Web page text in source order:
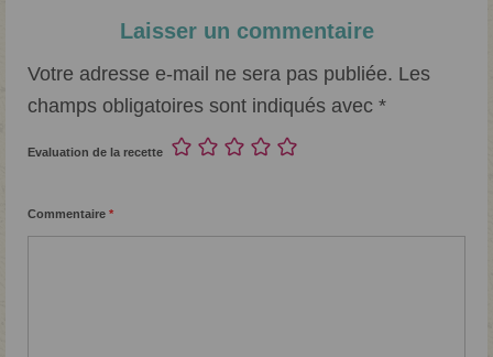
Laisser un commentaire
Votre adresse e-mail ne sera pas publiée. Les
champs obligatoires sont indiqués avec *
Evaluation de la recette
Commentaire *